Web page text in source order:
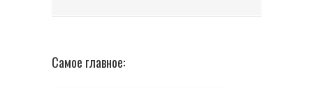
Самое главное: